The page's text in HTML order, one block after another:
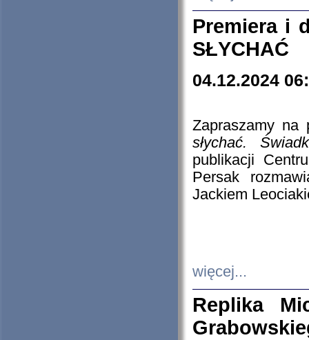
Premiera i
SŁYCHAĆ
04.12.2024
Zapraszamy
słychać.
publikacji
Persak
Jackiem
więcej...
Replika